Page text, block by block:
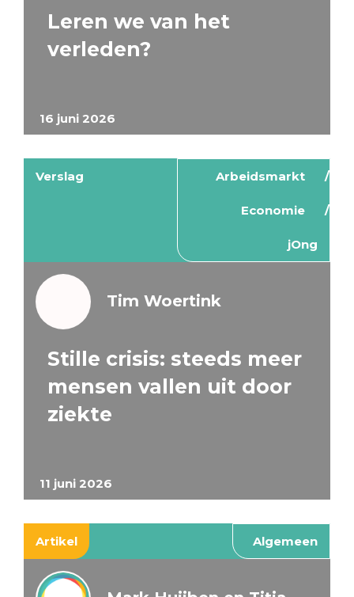
16 juni 2026
Leren we van het
verleden?
Verslag Arbeidsmarkt
Economie
jOng
11 juni 2026
Tim Woertink
Stille crisis: steeds meer
mensen vallen uit door
ziekte
Artikel Algemeen